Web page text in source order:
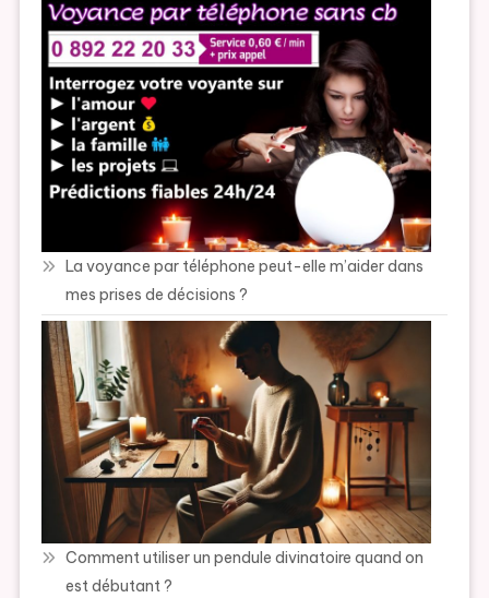
La voyance par téléphone peut-elle m’aider dans
mes prises de décisions ?
Comment utiliser un pendule divinatoire quand on
est débutant ?